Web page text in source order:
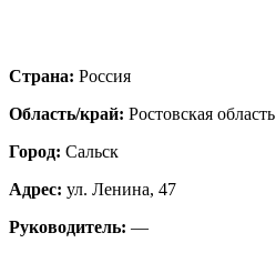
Страна: Россия
Область/край: Ростовская область
Город: Сальск
Адрес: ул. Ленина, 47
Руководитель: —